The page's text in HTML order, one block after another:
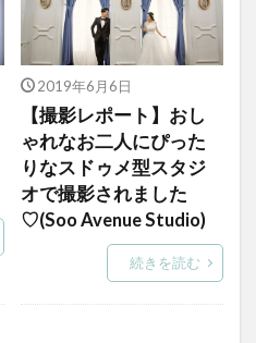
2019年6月6日
【撮影レポート】おし
ゃれなお二人にぴった
りなスドゥメ型スタジ
オで撮影されました
♡(Soo Avenue Studio)
続きを読む